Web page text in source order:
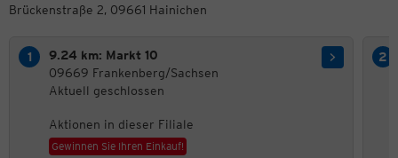
Brückenstraße 2, 09661 Hainichen
9.24 km: Markt 10
09669 Frankenberg/Sachsen
Aktuell geschlossen
Aktionen in dieser Filiale
Gewinnen Sie Ihren Einkauf!